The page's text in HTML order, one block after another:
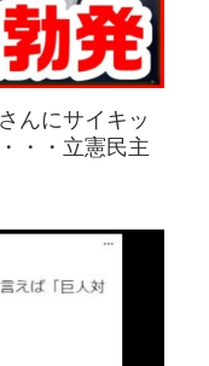
んにサイキッ
・・立憲民主